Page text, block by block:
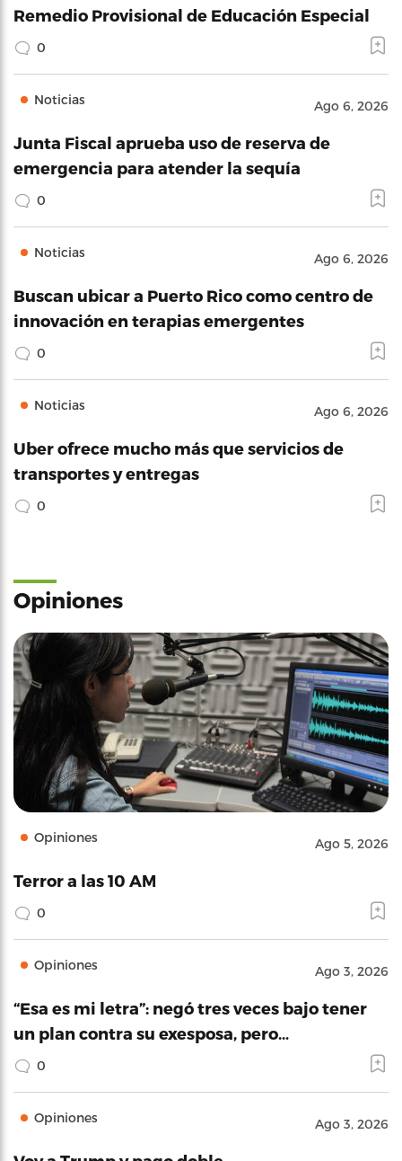
Remedio Provisional de Educación Especial
0
Noticias Ago 6, 2026
Junta Fiscal aprueba uso de reserva de
emergencia para atender la sequía
0
Noticias Ago 6, 2026
Buscan ubicar a Puerto Rico como centro de
innovación en terapias emergentes
0
Noticias Ago 6, 2026
Uber ofrece mucho más que servicios de
transportes y entregas
0
Opiniones
Opiniones Ago 5, 2026
Terror a las 10 AM
0
Opiniones Ago 3, 2026
“Esa es mi letra”: negó tres veces bajo tener
un plan contra su exesposa, pero…
0
Opiniones Ago 3, 2026